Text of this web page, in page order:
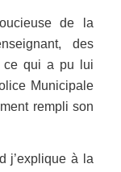
de la
des
ce qui a pu lui
Municipale
rempli son
j’explique à la